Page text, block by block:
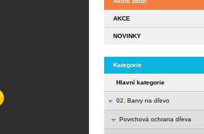
AKCE
NOVINKY
Kategorie
Hlavní kategorie
02. Barvy na dřevo
Povrchová ochrana dřeva